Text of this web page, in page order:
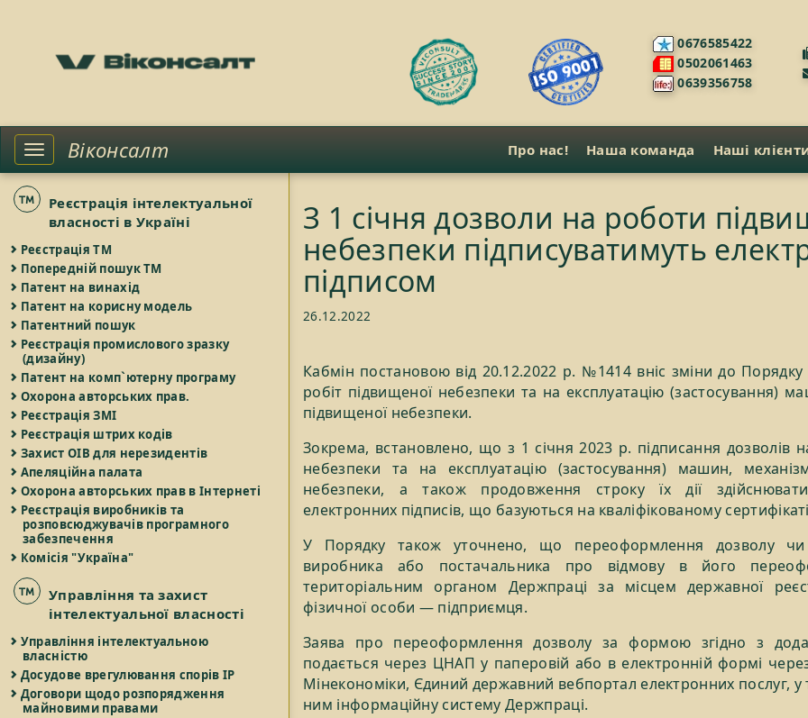
0676585422
0502061463
0639356758
Toggle
left
sidebar
Віконсалт Про нас! Наша команда Наші
Реєстрація інтелектуальної
власності в Україні
Реєстрація ТМ
Попередній пошук ТМ
Патент на винахід
Патент на корисну модель
Патентний пошук
Реєстрація промислового зразку
(дизайну)
Патент на комп`ютерну програму
Охорона авторських прав.
Реєстрація ЗМІ
Реєстрація штрих кодів
Захист ОІВ для нерезидентів
Апеляційна палата
Охорона авторських прав в Інтернеті
Реєстрація виробників та
розповсюджувачів програмного
забезпечення
Комісія "Україна"
Управління та захист
інтелектуальної власності
Управління інтелектуальною
власністю
Досудове врегулювання спорів IP
Договори щодо розпорядження
майновими правами
З 1 січня дозволи на роботи
небезпеки підписуватимуть
підписом
26.12.2022
Кабмін постановою від 20.12.2022 р. №1414 вніс зміни до Порядку
робіт підвищеної небезпеки та на експлуатацію (застосування)
підвищеної небезпеки.
Зокрема, встановлено, що з 1 січня 2023 р. підписання дозволів
небезпеки та на експлуатацію (застосування) машин,
небезпеки, а також продовження строку їх дії
електронних підписів, що базуються на кваліфікованому
У Порядку також уточнено, що переоформлення дозволу чи
виробника або постачальника про відмову в його
територіальним органом Держпраці за місцем державної
фізичної особи — підприємця.
Заява про переоформлення дозволу за формою згідно з
подається через ЦНАП у паперовій або в електронній формі
Мінекономіки, Єдиний державний вебпортал електронних послуг, у
ним інформаційну систему Держпраці.